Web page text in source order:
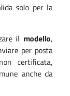
solo per la
il modello,
per posta
certificata,
anche da